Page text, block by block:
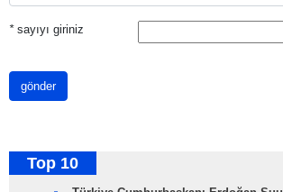
*sayıyı giriniz
gönder
Top 10